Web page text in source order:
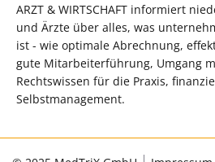
ARZT & WIRTSCHAFT informiert
und Ärzte über alles, was
ist - wie optimale Abrechnung,
gute Mitarbeiterführung, Umgang
Rechtswissen für die Praxis,
Selbstmanagement.